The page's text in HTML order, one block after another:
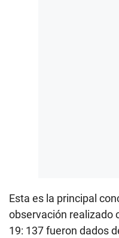
Esta es la principal
observación realizado
19: 137 fueron dados